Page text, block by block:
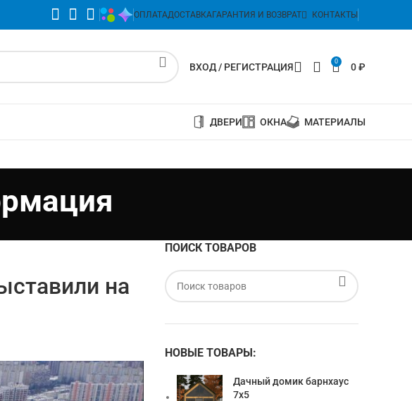
ОПЛАТАДОСТАВКАГАРАНТИЯ И ВОЗВРАТ КОНТАКТЫ
ВХОД / РЕГИСТРАЦИЯ 0 0₽
ДВЕРИ ОКНА МАТЕРИАЛЫ
на
ПОИСК ТОВАРОВ
НОВЫЕ ТОВАРЫ:
Дачный домик барнхаус
7х5